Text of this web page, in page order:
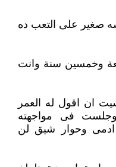
صغير على التعب ده
وخمسين سنة وانت
ان اقول له العمر
فى مواجهته
وحوار شيق لن